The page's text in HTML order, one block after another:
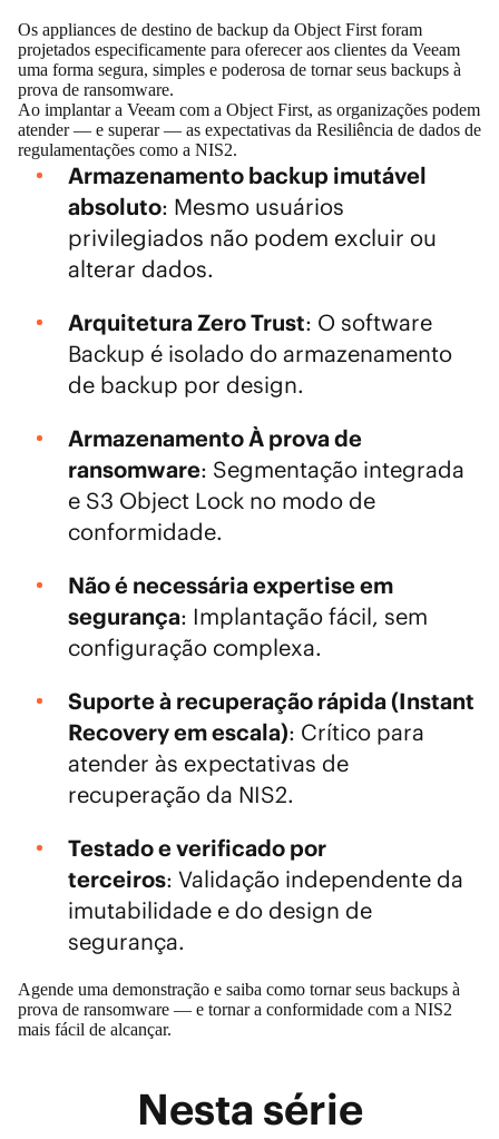
Os appliances de destino de backup da Object First foram
projetados especificamente para oferecer aos clientes da Veeam
uma forma segura, simples e poderosa de tornar seus backups à
prova de ransomware.
Ao implantar a Veeam com a Object First, as organizações podem
atender — e superar — as expectativas da Resiliência de dados de
regulamentações como a NIS2.
Armazenamento backup imutável
absoluto: Mesmo usuários
privilegiados não podem excluir ou
alterar dados.
Arquitetura Zero Trust: O software
Backup é isolado do armazenamento
de backup por design.
Armazenamento À prova de
ransomware: Segmentação integrada
e S3 Object Lock no modo de
conformidade.
Não é necessária expertise em
segurança: Implantação fácil, sem
configuração complexa.
Suporte à recuperação rápida (Instant
Recovery em escala): Crítico para
atender às expectativas de
recuperação da NIS2.
Testado e verificado por
terceiros: Validação independente da
imutabilidade e do design de
segurança.
Agende uma demonstração e saiba como tornar seus backups à
prova de ransomware — e tornar a conformidade com a NIS2
mais fácil de alcançar.
Nesta série